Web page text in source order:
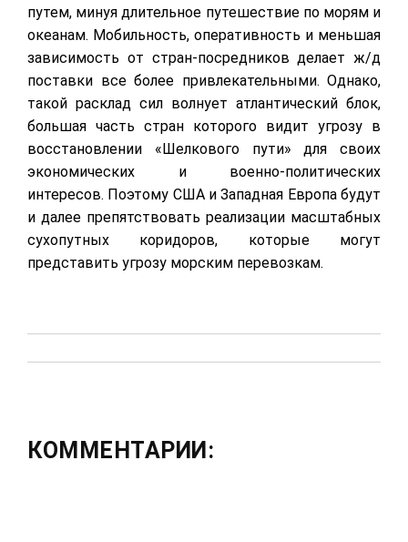
путем, минуя длительное путешествие по морям и
океанам. Мобильность, оперативность и меньшая
зависимость от стран-посредников делает ж/д
поставки все более привлекательными. Однако,
такой расклад сил волнует атлантический блок,
большая часть стран которого видит угрозу в
восстановлении «Шелкового пути» для своих
экономических и военно-политических
интересов. Поэтому США и Западная Европа будут
и далее препятствовать реализации масштабных
сухопутных коридоров, которые могут
представить угрозу морским перевозкам.
КОММЕНТАРИИ: